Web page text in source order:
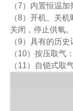
（7）内置恒温
（8）开机、关
关闭，停止供氧。
（9）具有的历
（10）按压取气
（11）自锁式取